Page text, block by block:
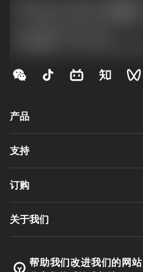
产品
所有软件
翻新
支持
分销商和专业人士
计算器和应用程序
订购
订购
跟踪订单
关于我们
Manufacturing Wellness
帮助我们改进我们的网站